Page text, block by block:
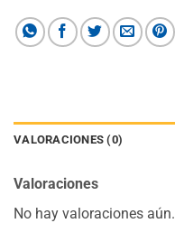
VALORACIONES (0)
Valoraciones
No hay valoraciones aún.